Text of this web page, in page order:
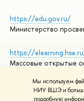
Мы используем
НИУ ВШЭ и
подробную
https://edu.gov.ru/
Министерство
https://
Массовые открытые